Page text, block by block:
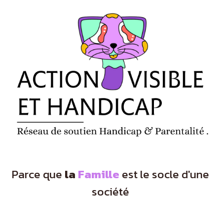
Parce que la Famille est le socle d'une
société